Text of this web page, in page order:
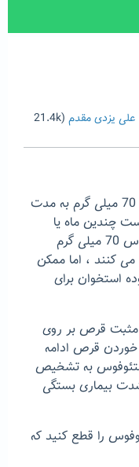
علی یزدی مقدم (
21.4k
باید قرص های استئوفوس را هر هفته 70 میلی گرم به مدت
چندین ماه یا
بیشتر باشد. اگرچه قرص های استئوفوس 70 میلی گرم
کنند ، اما ممکن
استخوان برای
مثبت قرص بر روی
خوردن قرص ادامه
به تشخیص
بیماری بستگی
را قطع کنید که